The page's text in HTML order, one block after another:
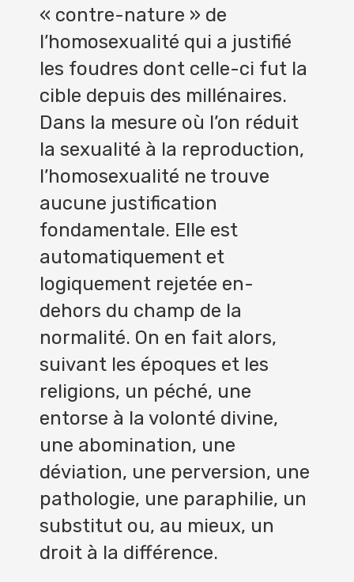
« contre-nature » de
l’homosexualité qui a justifié
les foudres dont celle-ci fut la
cible depuis des millénaires.
Dans la mesure où l’on réduit
la sexualité à la reproduction,
l’homosexualité ne trouve
aucune justification
fondamentale. Elle est
automatiquement et
logiquement rejetée en-
dehors du champ de la
normalité. On en fait alors,
suivant les époques et les
religions, un péché, une
entorse à la volonté divine,
une abomination, une
déviation, une perversion, une
pathologie, une paraphilie, un
substitut ou, au mieux, un
droit à la différence.